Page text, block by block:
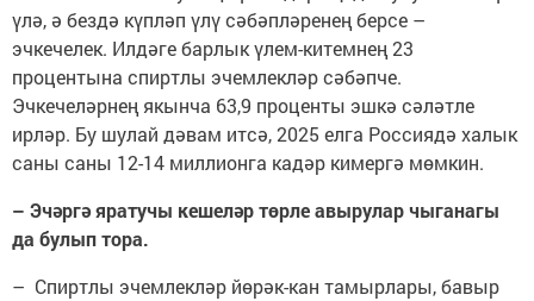
үлә, ә бездә күпләп үлү сәбәпләренең берсе –
эчкечелек. Илдәге барлык үлем-китемнең 23
процентына спиртлы эчемлекләр сәбәпче.
Эчкечеләрнең якынча 63,9 проценты эшкә сәләтле
ирләр. Бу шулай дәвам итсә, 2025 елга Россиядә халык
саны саны 12-14 миллионга кадәр кимергә мөмкин.
– Эчәргә яратучы кешеләр төрле авырулар чыганагы
да булып тора.
– Спиртлы эчемлекләр йөрәк-кан тамырлары, бавыр